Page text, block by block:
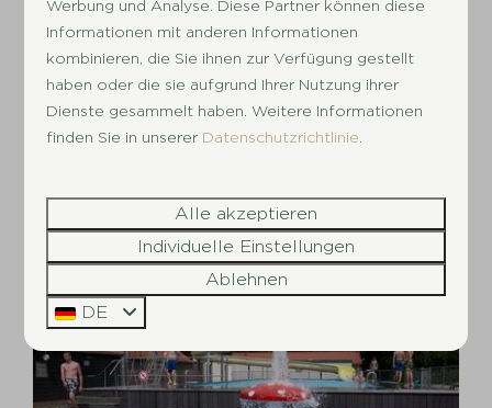
Darumist es nicht gestattet, in unseren
Unterkünften Firmenangestellte unterzubringen.
Wenn wir herausfinden, dass Angestellte
untergebracht werden (direkt oder durch Dritte),
verweigern wir ihnen sofort den Zugang zum
Alle Unterkünfte ansehen
Werbung und Analyse. Diese Partner können diese
Informationen mit anderen Informationen
kombinieren, die Sie ihnen zur Verfügung gestellt
haben oder die sie aufgrund Ihrer Nutzung ihrer
Dienste gesammelt haben. Weitere Informationen
finden Sie in unserer Datenschutzrichtlinie
Alle akzeptieren
Individuelle Einstellungen
Ablehnen
DE